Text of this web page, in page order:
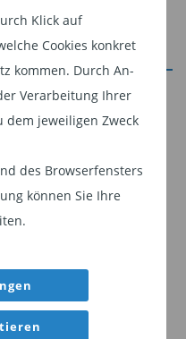
Klick auf
Cookies konkret
kommen. Durch An-
Verarbeitung Ihrer
dem jeweiligen Zweck
des Browserfensters
können Sie Ihre
am Sonntag
„Fondsmanager
attestieren ihm
für investierte
gehört zu den
Fondspreisen
an
langen
Anleger
bestätigen
Anleger sind